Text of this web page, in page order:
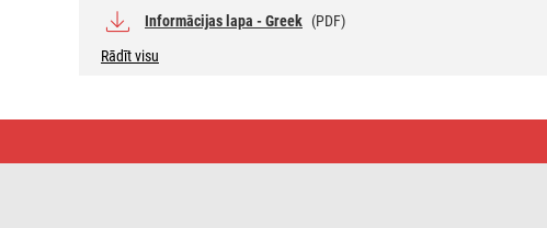
Informācijas lapa - Greek (PDF)
Rādīt visu
Classic